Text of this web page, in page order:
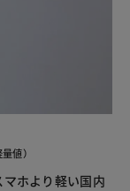
値）
ホより軽い国内